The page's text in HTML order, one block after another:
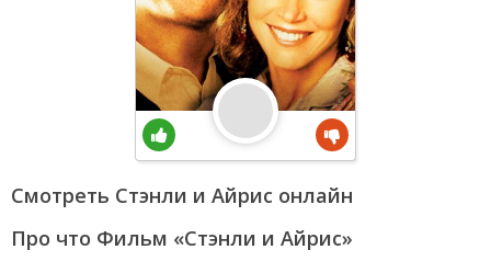
Смотреть Стэнли и Айрис онлайн
Про что Фильм «Стэнли и Айрис»